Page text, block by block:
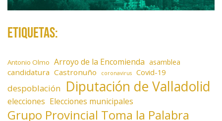
Etiquetas:
Antonio Olmo Arroyo de la Encomienda asamblea
candidatura Castronuño coronavirus Covid-19
despoblación Diputación de Valladolid
elecciones Elecciones municipales
Grupo Provincial Toma la Palabra